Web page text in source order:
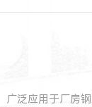
泛应用于厂房